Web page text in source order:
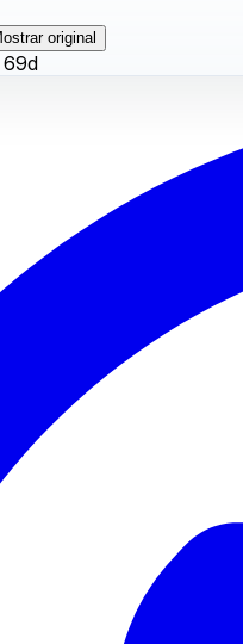
original